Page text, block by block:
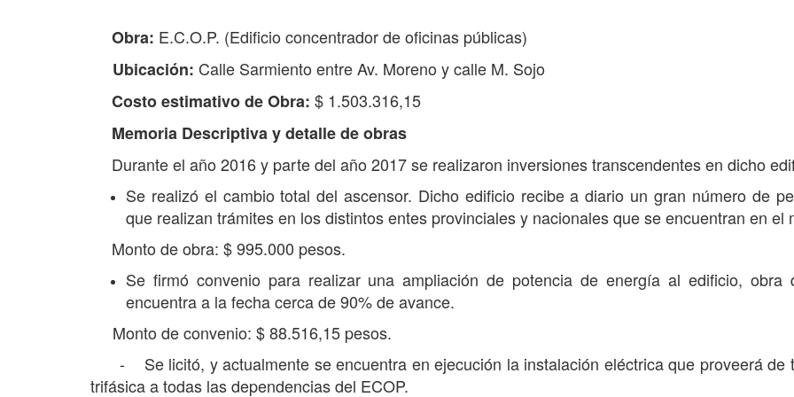
Obra: E.C.O.P. (Edificio concentrador de oficinas públicas)
Ubicación: Calle Sarmiento entre Av. Moreno y calle M. Sojo
Costo estimativo de Obra: $ 1.503.316,15
Memoria Descriptiva y detalle de obras
Durante el año 2016 y parte del año 2017 se realizaron inversiones transcendentes en dicho
Se realizó el cambio total del ascensor. Dicho edificio recibe a diario un gran número de
que realizan trámites en los distintos entes provinciales y nacionales que se encuentran en el
Monto de obra: $ 995.000 pesos.
Se firmó convenio para realizar una ampliación de potencia de energía al edificio, obra
encuentra a la fecha cerca de 90% de avance.
Monto de convenio: $ 88.516,15 pesos.
- Se licitó, y actualmente se encuentra en ejecución la instalación eléctrica que proveerá de
trifásica a todas las dependencias del ECOP.